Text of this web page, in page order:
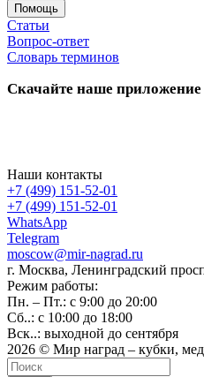
Помощь
Статьи
Вопрос-ответ
Словарь терминов
Скачайте наше приложение
Наши контакты
+7 (499) 151-52-01
+7 (499) 151-52-01
WhatsApp
Telegram
moscow@mir-nagrad.ru
г. Москва, Ленинградский
Режим работы:
Пн. – Пт.: с 9:00 до 20:00
Сб..: с 10:00 до 18:00
Вск..: выходной до сентября
2026 © Мир наград – кубки,